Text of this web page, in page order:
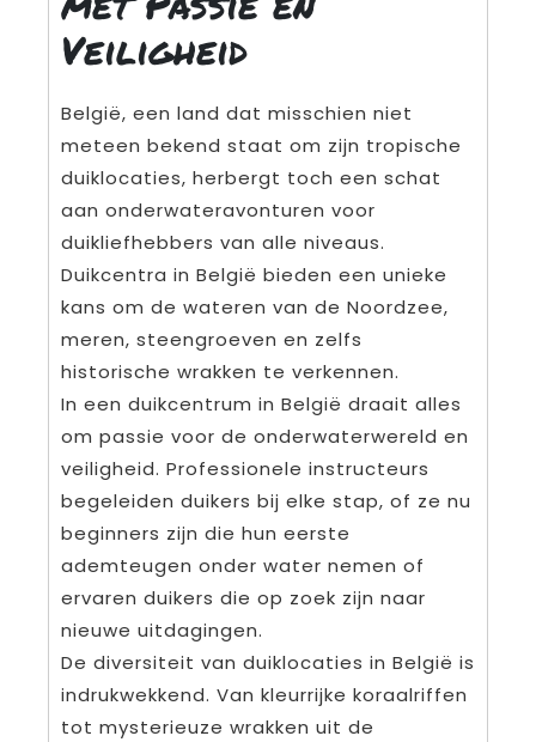
Veiligheid
België, een land dat misschien niet
meteen bekend staat om zijn tropische
duiklocaties, herbergt toch een schat
aan onderwateravonturen voor
duikliefhebbers van alle niveaus.
Duikcentra in België bieden een unieke
kans om de wateren van de Noordzee,
meren, steengroeven en zelfs
historische wrakken te verkennen.
In een duikcentrum in België draait alles
om passie voor de onderwaterwereld en
veiligheid. Professionele instructeurs
begeleiden duikers bij elke stap, of ze nu
beginners zijn die hun eerste
ademteugen onder water nemen of
ervaren duikers die op zoek zijn naar
nieuwe uitdagingen.
De diversiteit van duiklocaties in België is
indrukwekkend. Van kleurrijke koraalriffen
tot mysterieuze wrakken uit de